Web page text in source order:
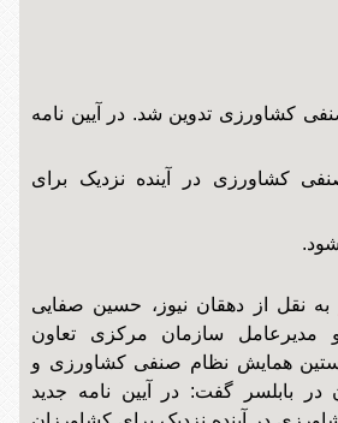
کشاورزی تدوین شد. در آیین نامه
کشاورزی در آینده نزدیک برای
به نقل از دهقان نیوز، حسین صفایی
مدیرعامل سازمان مرکزی تعاون
همایش نظام صنفی کشاورزی و
در بابلسر گفت: در آیین نامه جدید